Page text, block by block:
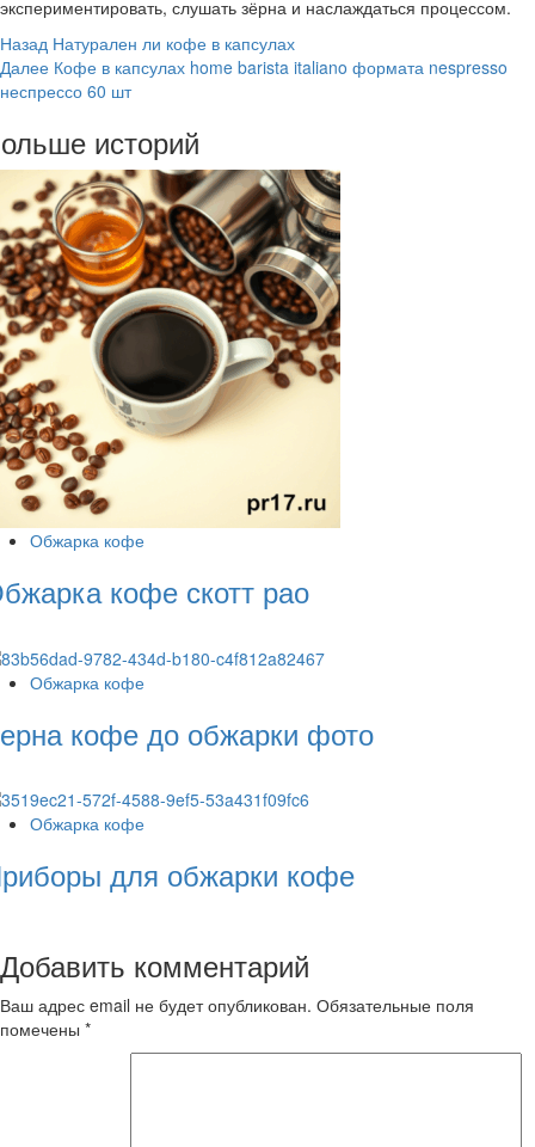
экспериментировать, слушать зёрна и наслаждаться процессом.
Post
Navigation
Назад Натурален ли кофе в капсулах
Далее Кофе в капсулах home barista italiano формата nespresso
неспрессо 60 шт
историй
Обжарка кофе
кофе скотт рао
Обжарка кофе
кофе до обжарки фото
Обжарка кофе
для обжарки кофе
Добавить комментарий
Ваш адрес email не будет опубликован. Обязательные поля
помечены *